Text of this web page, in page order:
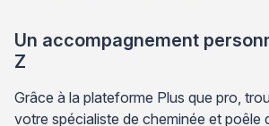
Un accompagnement
Z
Grâce à la plateforme Plus que pro,
votre spécialiste de cheminée et poêle